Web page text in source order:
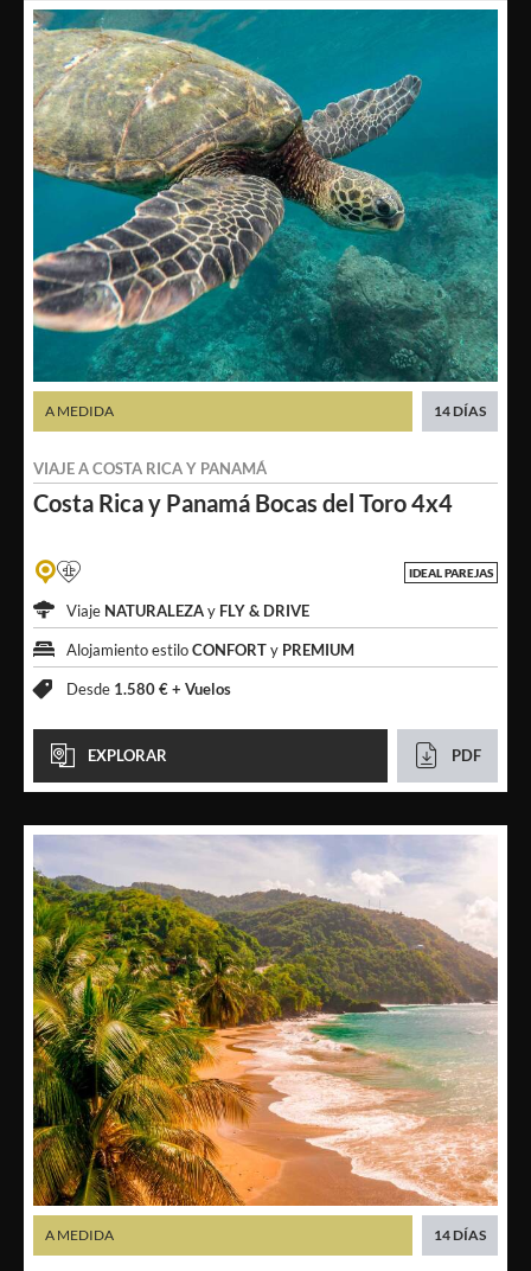
Costa Rica y Panamá Bocas del Toro 4x4
VIAJE ACOSTA RICAY PANAMÁ
A MEDIDA 14 DÍAS
IDEAL PAREJAS
Viaje NATURALEZAy FLY & DRIVE
Alojamiento estiloCONFORTy PREMIUM
Desde 1.580 € + Vuelos
EXPLORAR PDF
A MEDIDA 14 DÍAS